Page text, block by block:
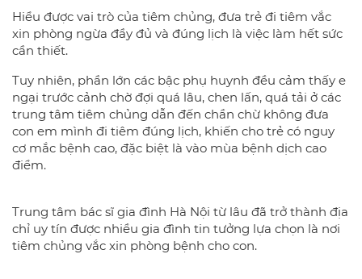
Hiểu được vai trò của tiêm chủng, đưa trẻ đi tiêm vắc
xin phòng ngừa đầy đủ và đúng lịch là việc làm hết sức
cần thiết.
Tuy nhiên, phần lớn các bậc phụ huynh đều cảm thấy e
ngại trước cảnh chờ đợi quá lâu, chen lấn, quá tải ở các
trung tâm tiêm chủng dẫn đến chần chừ không đưa
con em mình đi tiêm đúng lịch, khiến cho trẻ có nguy
cơ mắc bệnh cao, đặc biệt là vào mùa bệnh dịch cao
điểm.
Trung tâm bác sĩ gia đình Hà Nội từ lâu đã trở thành địa
chỉ uy tín được nhiều gia đình tin tưởng lựa chọn là nơi
tiêm chủng vắc xin phòng bệnh cho con.